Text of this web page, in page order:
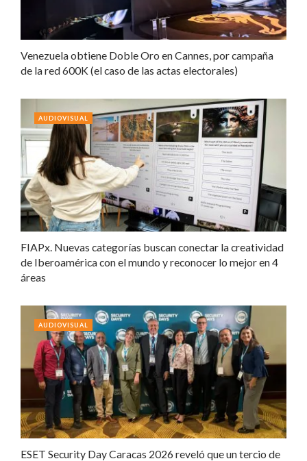
Venezuela obtiene Doble Oro en Cannes, por campaña
de la red 600K (el caso de las actas electorales)
FIAPx. Nuevas categorías buscan conectar la creatividad
de Iberoamérica con el mundo y reconocer lo mejor en 4
áreas
AUDIOVISUAL
ESET Security Day Caracas 2026 reveló que un tercio de
AUDIOVISUAL